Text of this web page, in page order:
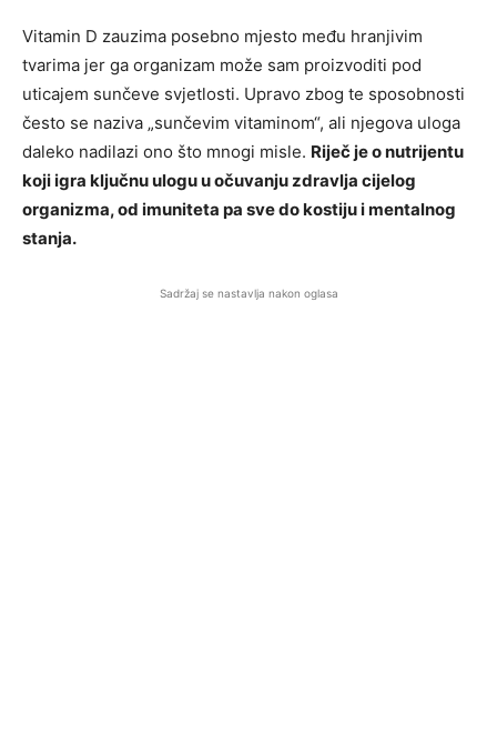
Vitamin D zauzima posebno mjesto među hranjivim
tvarima jer ga organizam može sam proizvoditi pod
uticajem sunčeve svjetlosti. Upravo zbog te sposobnosti
često se naziva „sunčevim vitaminom“, ali njegova uloga
daleko nadilazi ono što mnogi misle. Riječ je o nutrijentu
koji igra ključnu ulogu u očuvanju zdravlja cijelog
organizma, od imuniteta pa sve do kostiju i mentalnog
stanja.
Sadržaj se nastavlja nakon oglasa